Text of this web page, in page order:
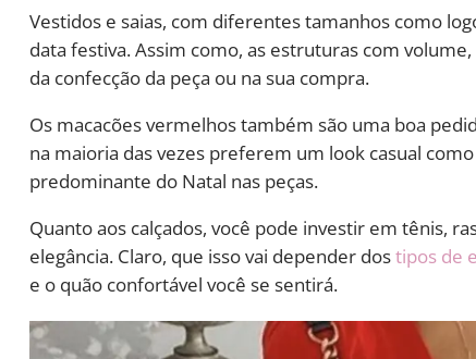
Vestidos e saias, com diferentes tamanhos como
data festiva. Assim como, as estruturas com
da confecção da peça ou na sua compra.
Os macacões vermelhos também são uma boa
na maioria das vezes preferem um look casual
predominante do Natal nas peças.
Quanto aos calçados, você pode investir em tênis,
elegância. Claro, que isso vai depender dostipos de
e o quão confortável você se sentirá.